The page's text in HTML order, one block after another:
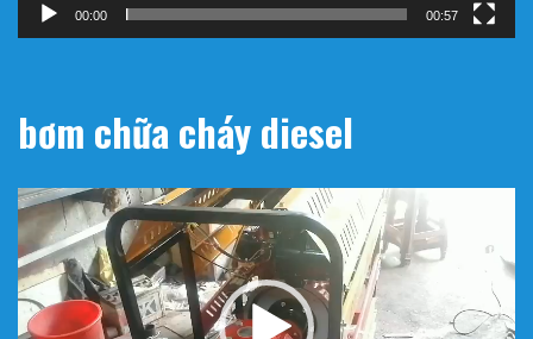
00:00 00:57
bơm chữa cháy diesel
Trình
chơi
Video